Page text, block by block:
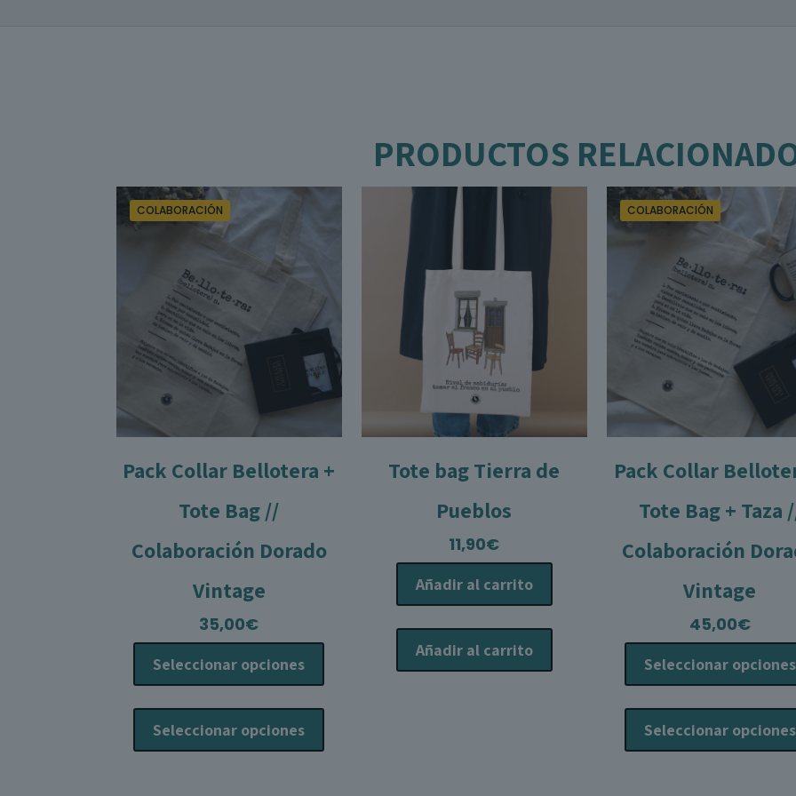
PRODUCTOS
COLABORACIÓN
Pack Collar Bellotera +
Tote Bag //
Colaboración Dorado
Vintage
35,00€
Seleccionar opciones
Seleccionar opciones
tiene
Tote bag Tierra de
Pueblos
11,90€
Añadir al carrito
Añadir al carrito
COLABORACIÓN
Pack Collar
Tote Bag + Taza
Colaboración
Vintage
45,00€
Seleccionar opciones
Seleccionar opciones